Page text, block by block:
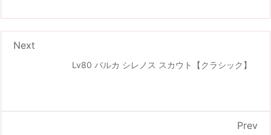
Lv80 バルカ シレノス スカウト【クラシック】
Next
Prev